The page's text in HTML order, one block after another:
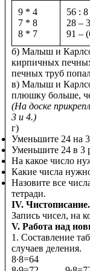
9 * 4
7 * 8
8 * 7
56 :
28 –
91 –
б) Малыш и
кирпичных
печных труб
в) Малыш и
плюшку больше,
(На доске
3 и 4.)
г)
Уменьшите 24 на
Уменьшите 24 в 3
На какое число
Какие числа
Назовите все
тетради.
IV. Чистописание.
Запись чисел, на
V. Работа над
1. Составление
случаев деления.